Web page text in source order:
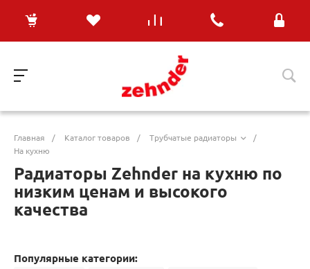
Главная / Каталог товаров / Трубчатые радиаторы
/
На кухню
Радиаторы Zehnder на кухню по
низким ценам и высокого
качества
Популярные категории: